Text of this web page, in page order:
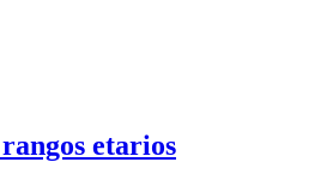
etarios